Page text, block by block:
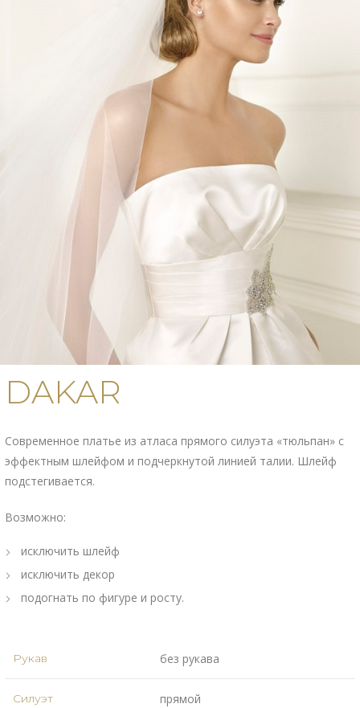
DAKAR
Современное платье из атласа прямого силуэта «тюльпан» с
эффектным шлейфом и подчеркнутой линией талии. Шлейф
подстегивается.
Возможно:
исключить шлейф
исключить декор
подогнать по фигуре и росту.
Рукав без рукава
Силуэт прямой